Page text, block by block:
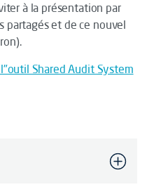
à la présentation par
partagés et de ce nouvel
Shared Audit System